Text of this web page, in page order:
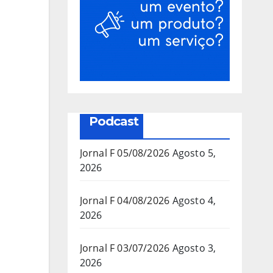
Podcast
Jornal F 05/08/2026 Agosto 5,
2026
Jornal F 04/08/2026 Agosto 4,
2026
Jornal F 03/07/2026 Agosto 3,
2026